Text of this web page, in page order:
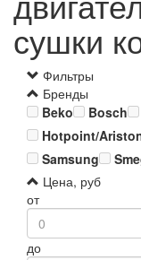
сушки
Фильтры
Бренды
Beko
Bosch
Hotpoint/
Samsung
Цена, руб
от
до